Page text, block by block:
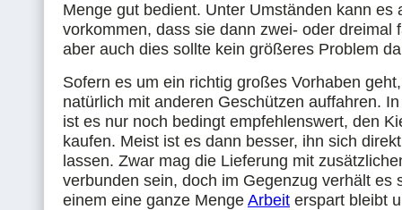
Menge gut bedient. Unter Umständen kann es
vorkommen, dass sie dann zwei- oder dreimal
aber auch dies sollte kein größeres Problem
Sofern es um ein richtig großes Vorhaben
natürlich mit anderen Geschützen auffahren.
ist es nur noch bedingt empfehlenswert, den
kaufen. Meist ist es dann besser, ihn sich
lassen. Zwar mag die Lieferung mit
verbunden sein, doch im Gegenzug verhält es
einem eine ganze Menge Arbeit erspart bleibt